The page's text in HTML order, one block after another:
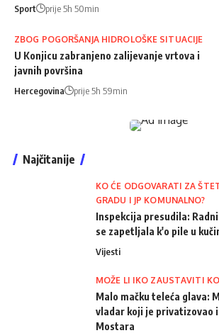
Sport prije 5h 50min
ZBOG POGORŠANJA HIDROLOŠKE SITUACIJE
U Konjicu zabranjeno zalijevanje vrtova i
javnih površina
Hercegovina prije 5h 59min
Najčitanije
KO ĆE ODGOVARATI ZA
GRADU I JP KOMUNALNO?
Inspekcija presudila:
se zapetljala k'o pile u
Vijesti
MOŽE LI IKO ZAUSTAVITI
Malo mačku teleća glava:
vladar koji je privatizovao
Mostara